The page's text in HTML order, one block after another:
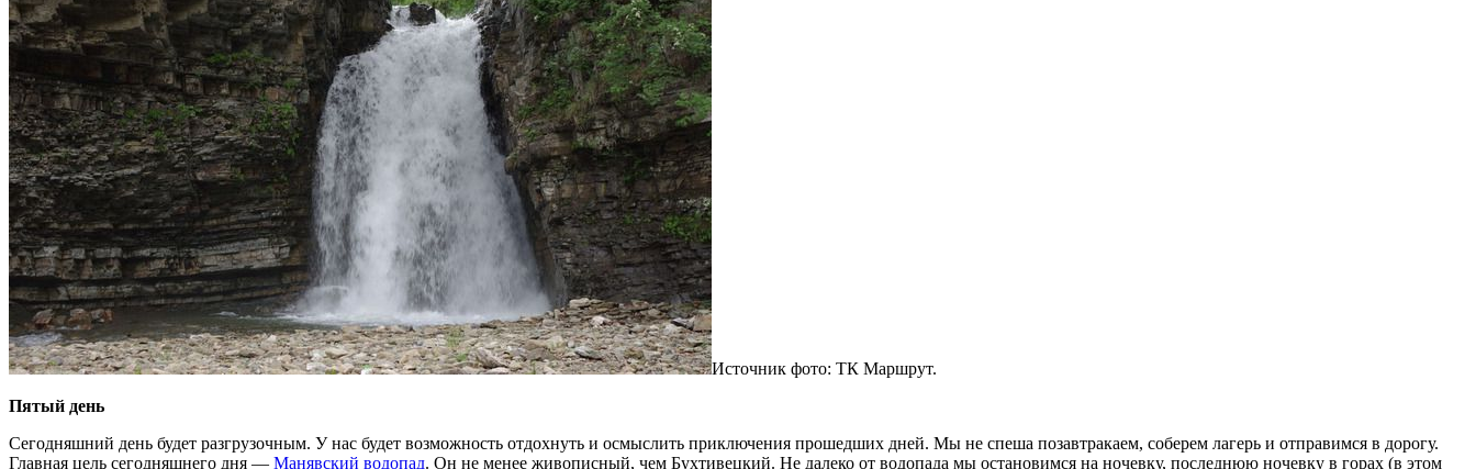
Источник фото: ТК Маршрут.
Пятый день
Сегодняшний день будет разгрузочным. У нас будет возможность отдохнуть и осмыслить приключения прошедших дней. Мы не спеша позавтракаем, соберем лагерь и отправимся в дорогу.
Главная цель сегодняшнего дня — Манявский водопад. Он не менее живописный, чем Бухтивецкий. Не далеко от водопада мы остановимся на ночевку, последнюю ночевку в горах (в этом